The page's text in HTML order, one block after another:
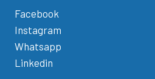
Facebook
Instagram
Whatsapp
Linkedin